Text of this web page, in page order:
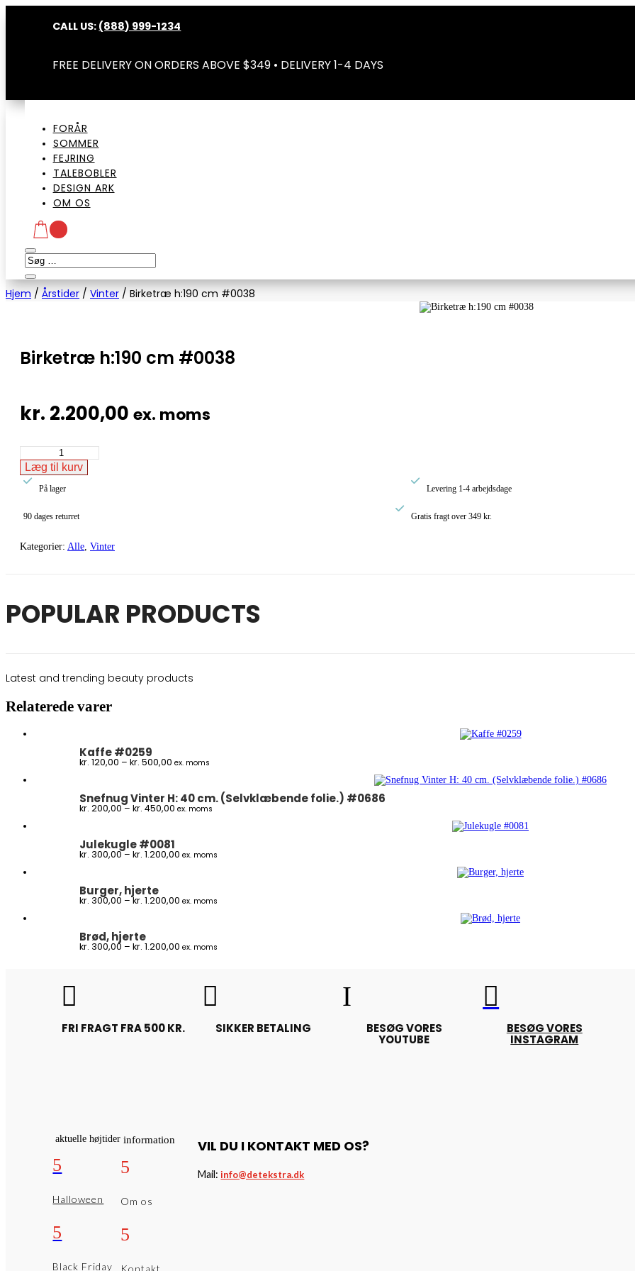
CALL US: (888) 999-1234
FREE DELIVERY ON ORDERS ABOVE $349 • DELIVERY 1-4 DAYS
FORÅR
SOMMER
FEJRING
TALEBOBLER
DESIGN ARK
OM OS
Hjem / Årstider / Vinter / Birketræ h:190 cm #0038
Birketræ h:190 cm #0038
kr. 2.200,00 ex. moms
h:190
cm
#0038
Læg til kurv

På lager

Levering 1-4 arbejdsdage
90 dages returret

Gratis fragt over 349 kr.
Kategorier: Alle Vinter
POPULAR PRODUCTS
Latest and trending beauty products
Relaterede varer
Kaffe #0259
kr. 120,00 – kr. 500,00 Prisinterval:
ex. moms
Snefnug Vinter H: 40 cm. (Selvklæbende folie.) #0686
kr. 200,00– kr. 450,00 Prisinterval:
ex. moms
Julekugle #0081
kr. 300,00– kr. 1.200,00 Prisinterval:
ex. moms
Burger, hjerte
kr. 300,00 – kr. 1.200,00 Prisinterval:
ex. moms
Brød, hjerte
kr. 300,00 – kr. 1.200,00 Prisinterval:
ex. moms

FRI FRAGT FRA 500 KR.

SIKKER BETALING
I
BESØG VORES
YOUTUBE

BESØG VORES
INSTAGRAM
aktuelle højtider
5
Halloween
5
Black Friday
information
5
Om os
5
Kontakt
VIL DU I KONTAKT MED OS?
Mail:info@detekstra.dk